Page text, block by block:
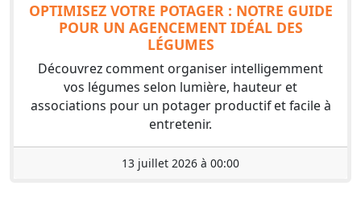
OPTIMISEZ VOTRE POTAGER : NOTRE GUIDE
POUR UN AGENCEMENT IDÉAL DES
LÉGUMES
Découvrez comment organiser intelligemment
vos légumes selon lumière, hauteur et
associations pour un potager productif et facile à
entretenir.
13 juillet 2026 à 00:00